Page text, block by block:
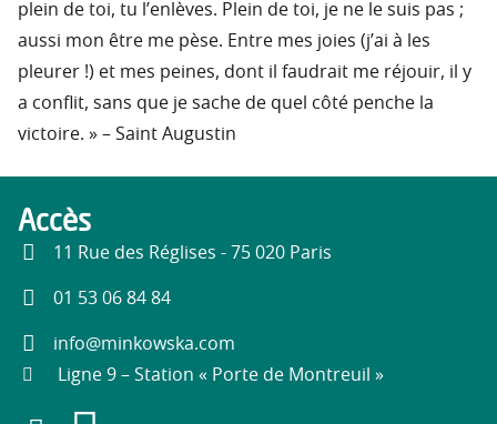
plein de toi, tu l’enlèves. Plein de toi, je ne le suis pas ;
aussi mon être me pèse. Entre mes joies (j’ai à les
pleurer !) et mes peines, dont il faudrait me réjouir, il y
a conflit, sans que je sache de quel côté penche la
victoire. » – Saint Augustin
Accès
11 Rue des Réglises - 75 020 Paris
01 53 06 84 84
info@minkowska.com
Ligne 9 – Station « Porte de Montreuil »